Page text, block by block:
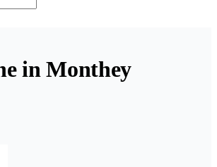
in Monthey